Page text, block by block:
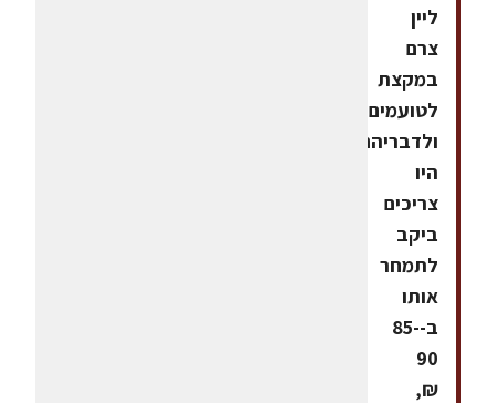
ליין
צרם
במקצת
לטועמים,
ולדבריהם
היו
צריכים
ביקב
לתמחר
אותו
ב-85-
90
₪,